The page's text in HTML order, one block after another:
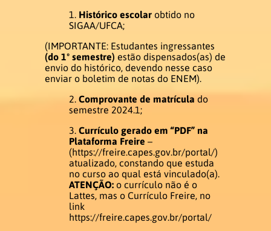
PRODUÇÕES LITERÁRIAS EM
LIBRAS
Contato
Histórico escolar obtido no
SIGAA/UFCA;
(IMPORTANTE: Estudantes ingressantes
(do 1º semestre) estão dispensados(as) de
envio do histórico, devendo nesse caso
enviar o boletim de notas do ENEM).
Comprovante de matrícula do
semestre 2024.1;
Currículo gerado em “PDF” na
Plataforma Freire –
(https://freire.capes.gov.br/portal/)
atualizado, constando que estuda
no curso ao qual está vinculado(a).
ATENÇÃO: o currículo não é o
Lattes, mas o Currículo Freire, no
link
https://freire.capes.gov.br/portal/